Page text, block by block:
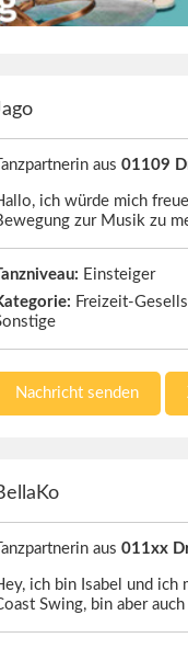
aus 01109
ich würde mich
zur Musik zu
Einsteiger
Freizeit-
Nachricht senden
aus 011xx
ich bin Isabel und ich
Swing, bin aber